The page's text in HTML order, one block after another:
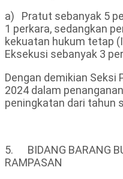
a) Pratut sebanyak 5
1 perkara, sedangkan
kekuatan hukum tetap
Eksekusi sebanyak 3
Dengan demikian Seksi
2024 dalam
peningkatan dari tahun
5. BIDANG BARANG
RAMPASAN